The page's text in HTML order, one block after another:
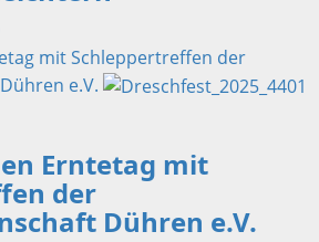
mit Schleppertreffen der
e.V.
Erntetag mit
der
Dühren e.V.